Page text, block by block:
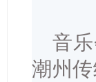
音
潮州